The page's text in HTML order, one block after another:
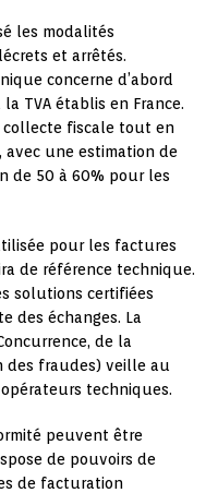
les modalités
et arrêtés.
concerne d’abord
TVA établis en France.
collecte fiscale tout en
une estimation de
de 50 à 60% pour les
pour les factures
de référence technique.
solutions certifiées
des échanges. La
de la
des fraudes) veille au
techniques.
peuvent être
de pouvoirs de
de facturation